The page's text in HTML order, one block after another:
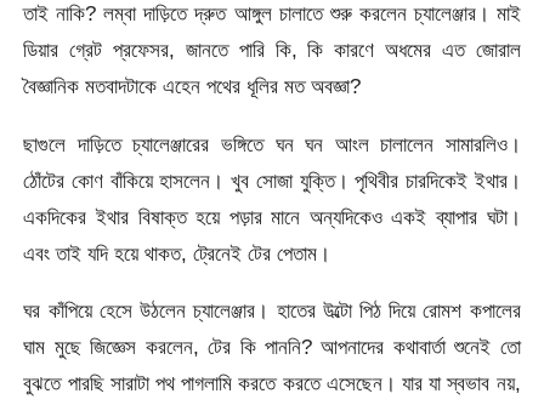
তাই নাকি? লম্বা দাড়িতে দ্রুত আঙ্গুল চালাতে শুরু করলেন চ্যালেঞ্জার। মাই
ডিয়ার গ্রেট প্রফেসর, জানতে পারি কি, কি কারণে অধমের এত জোরাল
বৈজ্ঞানিক মতবাদটাকে এহেন পথের ধূলির মত অবজ্ঞা?
ছাগুলে দাড়িতে চ্যালেঞ্জারের ভঙ্গিতে ঘন ঘন আংল চালালেন সামারলিও।
ঠোঁটের কোণ বাঁকিয়ে হাসলেন। খুব সোজা যুক্তি। পৃথিবীর চারদিকেই ইথার।
একদিকের ইথার বিষাক্ত হয়ে পড়ার মানে অন্যদিকেও একই ব্যাপার ঘটা।
এবং তাই যদি হয়ে থাকত, ট্রেনেই টের পেতাম।
ঘর কাঁপিয়ে হেসে উঠলেন চ্যালেঞ্জার। হাতের উল্টো পিঠ দিয়ে রোমশ কপালের
ঘাম মুছে জিজ্ঞেস করলেন, টের কি পাননি? আপনাদের কথাবার্তা শুনেই তো
বুঝতে পারছি সারাটা পথ পাগলামি করতে করতে এসেছেন। যার যা স্বভাব নয়,